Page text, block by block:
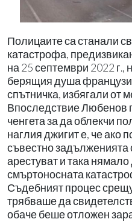
Полицаите са станали
катастрофа,
на 25 септември 2022 г.,
берящия душа
спътничка, избягали от
Впоследствие Любенов
ченгета за да облекчи
наглия джигит е, че ако
съвестно задълженията
арестуват и така нямало
смъртоносната
Съдебният процес
трябваше да
обаче беше отложен